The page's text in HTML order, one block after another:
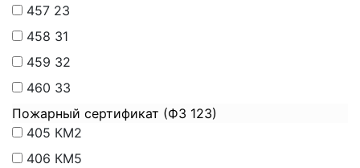
457 23
458 31
459 32
460 33
Пожарный сертификат (ФЗ 123)
405 КМ2
406 КМ5